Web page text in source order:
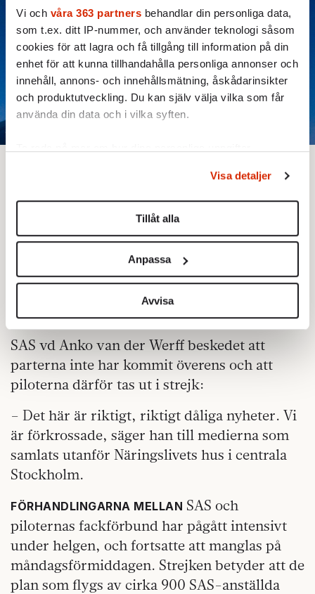
Vi och våra 363 partners behandlar din personliga data,
som t.ex. ditt IP-nummer, och använder teknologi såsom
cookies för att lagra och få tillgång till information på din
enhet för att kunna tillhandahålla personliga annonser och
innehåll, annons- och innehållsmätning, åskådarinsikter
och produktutveckling. Du kan själv välja vilka som får
använda din data och i vilka syften.
Du kan ändra eller dra tillbaka ditt samtycke när som
helst från cookie-förklaringen.
Vi använder enhetsidentifierare för att anpassa innehållet
för sociala medier och analysera vår trafik. Vi
vidarebefordrar även sådana identifierare och annan
information från din enhet till de sociala medier och
annons- och analysföretag som vi samarbetar med.
Dessa kan i sin tur kombinera informationen med annan
information som du har tillhandahållit eller som de har
samlat in när du har använt deras tjänster.
Om du vill läsa mer om hur vi hanterar personuppgifter
Visa detaljer
Tillåt alla
Anpassa
Avvisa
Bjud någon på artikeln
Publicerad 2022-07-04
S trax efter klockan 12 på måndagen gav
SAS vd Anko van der Werff beskedet att
parterna inte har kommit överens och att
piloterna därför tas ut i strejk:
– Det här är riktigt, riktigt dåliga nyheter. Vi
är förkrossade, säger han till medierna som
samlats utanför Näringslivets hus i centrala
Stockholm.
FÖRHANDLINGARNA MELLAN SAS och
piloternas fackförbund har pågått intensivt
under helgen, och fortsatte att manglas på
måndagsförmiddagen. Strejken betyder att de
plan som flygs av cirka 900 SAS-anställda